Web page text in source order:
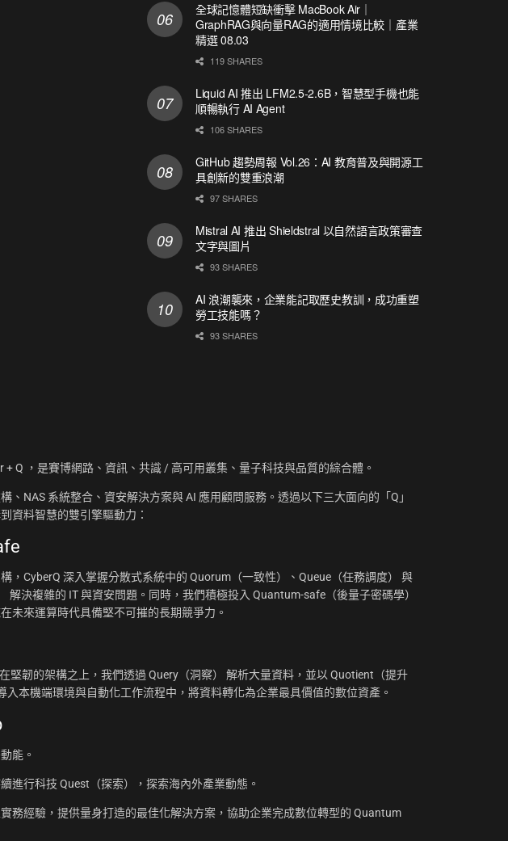
全球記憶體短缺衝擊 MacBook Air｜
GraphRAG與向量RAG的適用情境比較｜產業
精選 08.03
119 SHARES
Liquid AI 推出 LFM2.5-2.6B，智慧型手機也能
順暢執行 AI Agent
106 SHARES
GitHub 趨勢周報 Vol.26：AI 教育普及與開源工
具創新的雙重浪潮
97 SHARES
Mistral AI 推出 Shieldstral 以自然語言政策審查
文字與圖片
93 SHARES
AI 浪潮襲來，企業能記取歷史教訓，成功重塑
勞工技能嗎？
93 SHARES
+ Q ，是賽博網路、資訊、共識 / 高可用叢集、量子科技與品質的綜合體。
、NAS 系統整合、資安解決方案與 AI 應用顧問服務。透過以下三大面向的「Q」
資料智慧的雙引擎驅動力：
，CyberQ 深入掌握分散式系統中的 Quorum（一致性）、Queue（任務調度） 與
解決複雜的 IT 與資安問題。同時，我們積極投入 Quantum-safe（後量子密碼學）
未來運算時代具備堅不可摧的長期競爭力。
堅韌的架構之上，我們透過 Query（洞察） 解析大量資料，並以 Quotient（提升
入本機端環境與自動化工作流程中，將資料轉化為企業最具價值的數位資產。
能。
進行科技 Quest（探索），探索海內外產業動態。
務經驗，提供量身打造的最佳化解決方案，協助企業完成數位轉型的 Quantum